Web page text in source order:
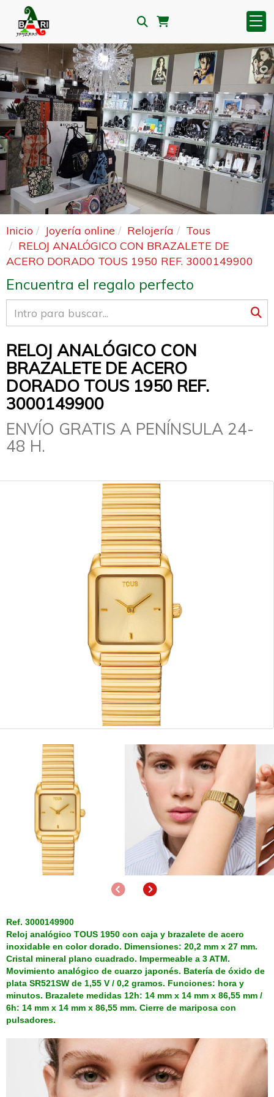
Anterior
Inicio Joyería online Relojería
Tous
RELOJ ANALÓGICO CON BRAZALETE DE
ACERO DORADO TOUS 1950 REF. 3000149900
Encuentra el regalo perfecto
RELOJ ANALÓGICO CON
BRAZALETE DE ACERO
DORADO TOUS 1950 REF.
3000149900
ENVÍO GRATIS A PENÍNSULA 24-
48 H.
AnteriorSiguiente
Ref. 3000149900
Reloj analógico TOUS 1950 con caja y brazalete de acero
inoxidable en color dorado. Dimensiones: 20,2 mm x 27 mm.
Cristal mineral plano cuadrado. Impermeable a 3 ATM.
Movimiento analógico de cuarzo japonés. Batería de óxido de
plata SR521SW de 1,55 V / 0,2 gramos. Funciones: hora y
minutos. Brazalete medidas 12h: 14 mm x 14 mm x 86,55 mm /
6h: 14 mm x 14 mm x 86,55 mm. Cierre de mariposa con
pulsadores.